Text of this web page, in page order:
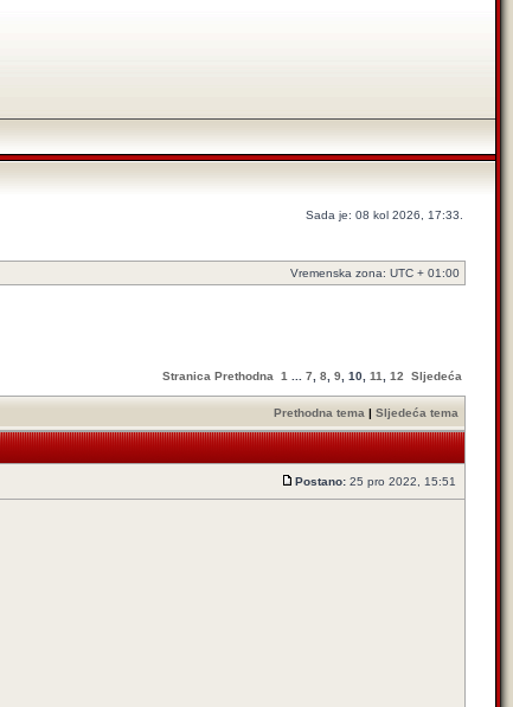
Sada je: 08 kol 2026, 17:33.
Vremenska zona: UTC + 01:00
Stranica Prethodna 1 7 8 9 10 11 12 Sljedeća
Prethodna tema | Sljedeća tema
Postano: 25 pro 2022, 15:51